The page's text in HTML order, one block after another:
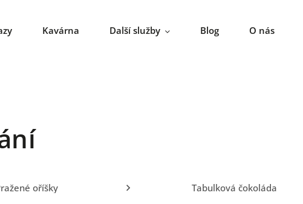
Kavárna Další služby Blog O nás
oříšky Tabulková čokoláda